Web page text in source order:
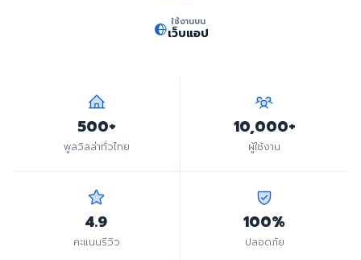
ใช้งานบน
เว็บแอป
500+
พูลวิลล่าทั่วไทย
10,000+
ผู้ใช้งาน
4.9
คะแนนรีวิว
100%
ปลอดภัย